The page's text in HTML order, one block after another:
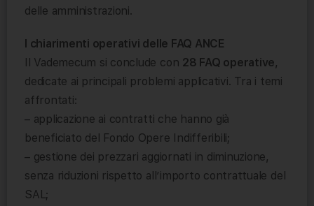
delle amministrazioni.
I chiarimenti operativi delle FAQ ANCE
Il Vademecum si conclude con 28 FAQ operative,
dedicate ai principali problemi applicativi. Tra i temi
affrontati:
– applicazione ai contratti che hanno già
beneficiato del Fondo Opere Indifferibili;
– gestione dei prezzari aggiornati in diminuzione,
senza riduzioni rispetto all’importo contrattuale del
SAL;